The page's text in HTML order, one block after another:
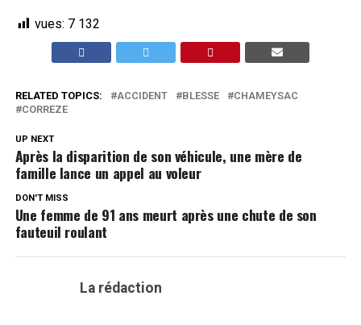
vues: 7 132
RELATED TOPICS: ACCIDENT BLESSE
CHAMEYSAC
CORREZE
UP NEXT
Après la disparition de son véhicule, une mère de
famille lance un appel au voleur
DON'T MISS
Une femme de 91 ans meurt après une chute de son
fauteuil roulant
La rédaction